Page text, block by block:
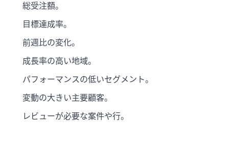
総受注額。
目標達成率。
前週比の変化。
成長率の高い地域。
パフォーマンスの低いセグメント。
変動の大きい主要顧客。
レビューが必要な案件や行。